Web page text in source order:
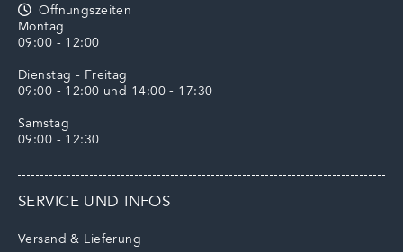
Öffnungszeiten
Montag
09:00 - 12:00
Dienstag - Freitag
09:00 - 12:00 und 14:00 - 17:30
Samstag
09:00 - 12:30
SERVICE UND INFOS
Versand & Lieferung